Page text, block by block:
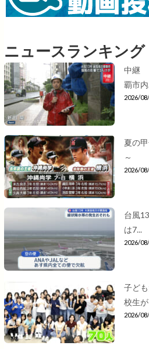
ニュースランキング
中継
覇市内
2026/
夏の
～
2026/
台風
は7...
2026/
子ど
校生
2026/